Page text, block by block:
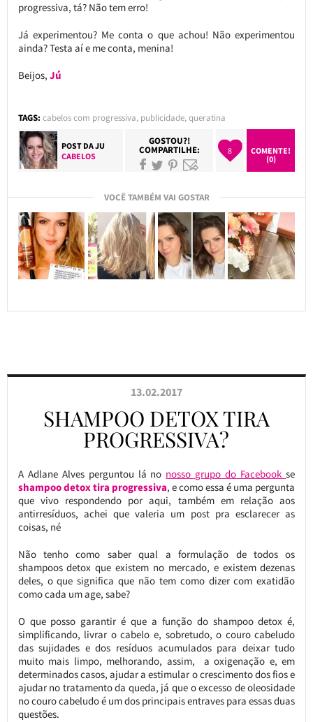
progressiva, tá? Não tem erro!
Já experimentou? Me conta o que achou! Não experimentou
ainda? Testa aí e me conta, menina!
Beijos, Jú
TAGS: cabelos com progressiva, publicidade,queratina
POST DAJU
CABELOS
GOSTOU?!
COMPARTILHE: 8
COMENTE!
(0)
VOCÊ TAMBÉM VAI GOSTAR
13.02.2017
SHAMPOO DETOX TIRA
PROGRESSIVA?
A Adlane Alves perguntou lá no nosso grupo do Facebookse
shampoo detox tira progressiva, e como essa é uma pergunta
que vivo respondendo por aqui, também em relação aos
antirresíduos, achei que valeria um post pra esclarecer as
coisas, né
Não tenho como saber qual a formulação de todos os
shampoos detox que existem no mercado, e existem dezenas
deles, o que significa que não tem como dizer com exatidão
como cada um age, sabe?
O que posso garantir é que a função do shampoo detox é,
simplificando, livrar o cabelo e, sobretudo, o couro cabeludo
das sujidades e dos resíduos acumulados para deixar tudo
muito mais limpo, melhorando, assim, a oxigenação e, em
determinados casos, ajudar a estimular o crescimento dos fios e
ajudar no tratamento da queda, já que o excesso de oleosidade
no couro cabeludo é um dos principais entraves para essas duas
questões.